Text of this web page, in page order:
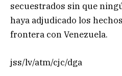
secuestrados sin que
haya adjudicado los
frontera con Venezuela.
jss/lv/atm/cjc/dga